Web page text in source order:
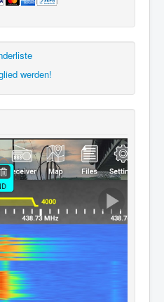
werden!